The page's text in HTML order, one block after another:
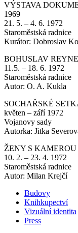
VÝSTAVA
1969
21. 5. – 4. 6. 1972
Staroměstská radnice
Kurátor: Dobroslav
BOHUSLAV
11.5. – 18. 6. 1972
Staroměstská radnice
Autor: O. A. Kukla
SOCHAŘSKÉ
květen – září 1972
Vojanovy sady
Autorka: Jitka
ŽENY S KAMEROU
10. 2. – 23. 4. 1972
Staroměstská radnice
Autor: Milan Krejčí
Budovy
Knihkupectví
Vizuální identita
Press